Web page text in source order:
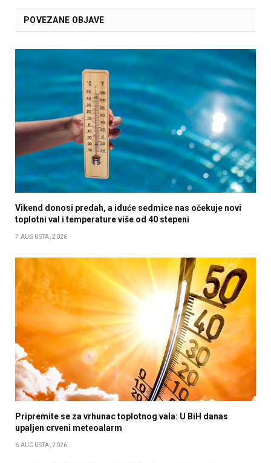
POVEZANE OBJAVE
Vikend donosi predah, a iduće sedmice nas očekuje novi
toplotni val i temperature više od 40 stepeni
7 AUGUSTA, 2026
Pripremite se za vrhunac toplotnog vala: U BiH danas
upaljen crveni meteoalarm
6 AUGUSTA, 2026